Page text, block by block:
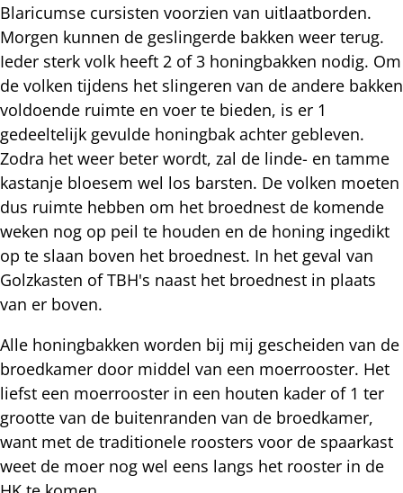
Blaricumse cursisten voorzien van uitlaatborden.
Morgen kunnen de geslingerde bakken weer terug.
Ieder sterk volk heeft 2 of 3 honingbakken nodig. Om
de volken tijdens het slingeren van de andere bakken
voldoende ruimte en voer te bieden, is er 1
gedeeltelijk gevulde honingbak achter gebleven.
Zodra het weer beter wordt, zal de linde- en tamme
kastanje bloesem wel los barsten. De volken moeten
dus ruimte hebben om het broednest de komende
weken nog op peil te houden en de honing ingedikt
op te slaan boven het broednest. In het geval van
Golzkasten of TBH's naast het broednest in plaats
van er boven.
Alle honingbakken worden bij mij gescheiden van de
broedkamer door middel van een moerrooster. Het
liefst een moerrooster in een houten kader of 1 ter
grootte van de buitenranden van de broedkamer,
want met de traditionele roosters voor de spaarkast
weet de moer nog wel eens langs het rooster in de